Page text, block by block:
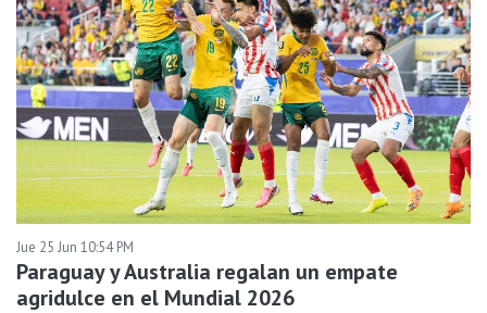
Jue 25 Jun 10:54 PM
Paraguay y Australia regalan un empate
agridulce en el Mundial 2026